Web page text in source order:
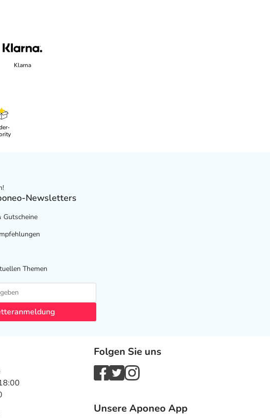
Klarna
Newsletters
Gutscheine
Themen
Folgen Sie uns
Unsere Aponeo App